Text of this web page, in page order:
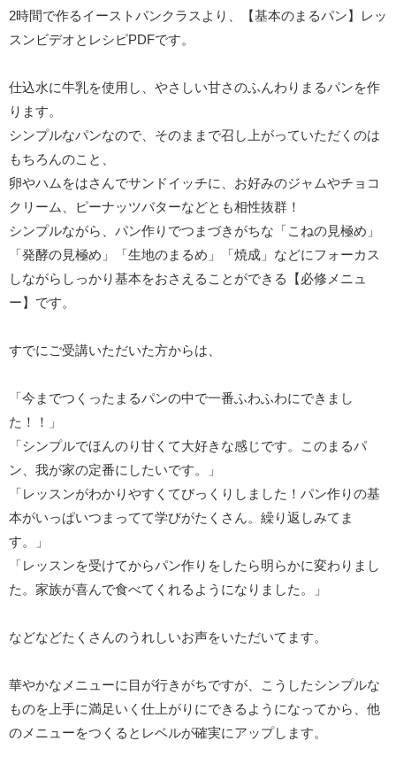
2時間で作るイーストパンクラスより、【基本のまるパン】レッ
スンビデオとレシピPDFです。
仕込水に牛乳を使用し、やさしい甘さのふんわりまるパンを作
ります。
シンプルなパンなので、そのままで召し上がっていただくのは
もちろんのこと、
卵やハムをはさんでサンドイッチに、お好みのジャムやチョコ
クリーム、ピーナッツバターなどとも相性抜群！
シンプルながら、パン作りでつまづきがちな「こねの見極め」
「発酵の見極め」「生地のまるめ」「焼成」などにフォーカス
しながらしっかり基本をおさえることができる【必修メニュ
ー】です。
すでにご受講いただいた方からは、
「今までつくったまるパンの中で一番ふわふわにできまし
た！！」
「シンプルでほんのり甘くて大好きな感じです。このまるパ
ン、我が家の定番にしたいです。」
「レッスンがわかりやすくてびっくりしました！パン作りの基
本がいっぱいつまってて学びがたくさん。繰り返しみてま
す。」
「レッスンを受けてからパン作りをしたら明らかに変わりまし
た。家族が喜んで食べてくれるようになりました。」
などなどたくさんのうれしいお声をいただいてます。
華やかなメニューに目が行きがちですが、こうしたシンプルな
ものを上手に満足いく仕上がりにできるようになってから、他
のメニューをつくるとレベルが確実にアップします。